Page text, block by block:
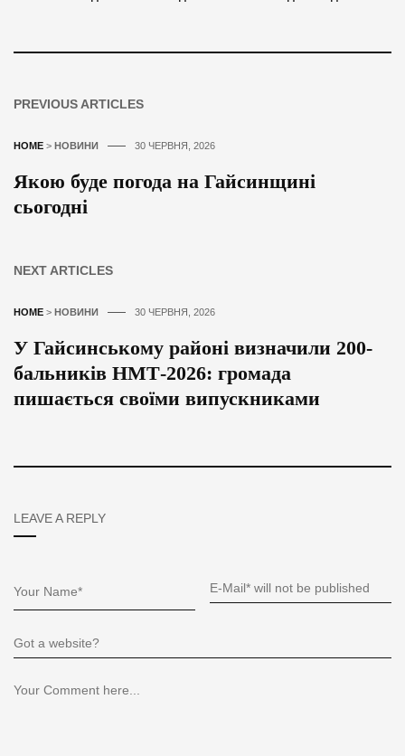
PREVIOUS ARTICLES
HOME > НОВИНИ 30 ЧЕРВНЯ, 2026
Якою буде погода на Гайсинщині
сьогодні
NEXT ARTICLES
HOME > НОВИНИ 30 ЧЕРВНЯ, 2026
У Гайсинському районі визначили 200-
бальників НМТ-2026: громада
пишається своїми випускниками
LEAVE A REPLY